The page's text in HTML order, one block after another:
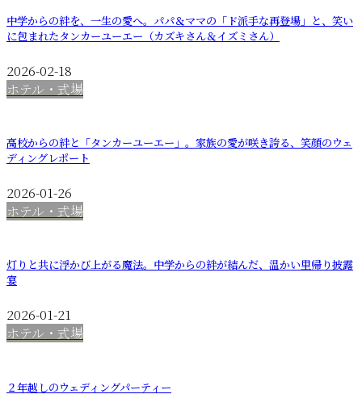
中学からの絆を、一生の愛へ。パパ＆ママの「ド派手な再登場」と、笑い
に包まれたタンカーユーエー（カズキさん＆イズミさん）
2026-02-18
ホテル・式場
高校からの絆と「タンカーユーエー」。家族の愛が咲き誇る、笑顔のウェ
ディングレポート
2026-01-26
ホテル・式場
灯りと共に浮かび上がる魔法。中学からの絆が結んだ、温かい里帰り披露
宴
2026-01-21
ホテル・式場
２年越しのウェディングパーティー